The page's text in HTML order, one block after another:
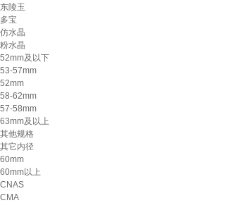
东陵玉
多宝
仿水晶
粉水晶
52mm及以下
53-57mm
52mm
58-62mm
57-58mm
63mm及以上
其他规格
其它内径
60mm
60mm以上
CNAS
CMA